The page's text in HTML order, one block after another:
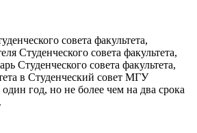
совета факультета,
Студенческого совета факультета,
Студенческого совета факультета,
в Студенческий совет МГУ
год, но не более чем на два срока